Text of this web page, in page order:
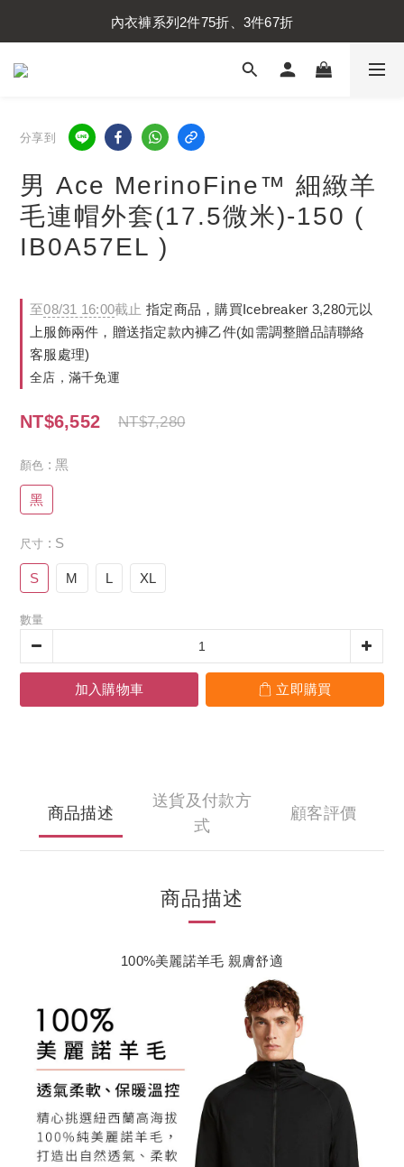
內衣褲系列2件75折、3件67折
內衣褲系列2件75折、3件67折
襪子系列2件75折、3件67折
分享到
男 Ace MerinoFine™ 細緻羊
毛連帽外套(17.5微米)-150 (
IB0A57EL )
至08/31 16:00截止 指定商品，購買Icebreaker 3,280元以
上服飾兩件，贈送指定款內褲乙件(如需調整贈品請聯絡
客服處理)
全店，滿千免運
NT$6,552 NT$7,280
顏色 : 黑
黑
尺寸 : S
S M L XL
數量
加入購物車 立即購買
商品描述
送貨及付款方
式
顧客評價
商品描述
100%美麗諾羊毛 親膚舒適